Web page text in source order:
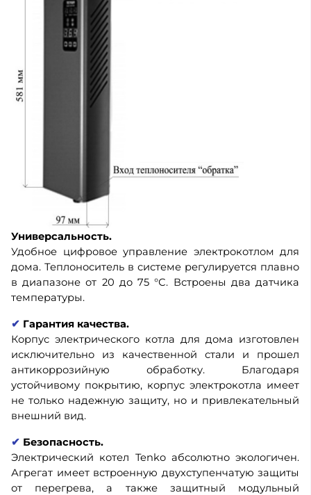
Универсальность.
Удобное цифровое управление электрокотлом для
дома. Теплоноситель в системе регулируется плавно
в диапазоне от 20 до 75 °С. Встроены два датчика
температуры.
✔ Гарантия качества.
Корпус электрического котла для дома изготовлен
исключительно из качественной стали и прошел
антикоррозийную обработку. Благодаря
устойчивому покрытию, корпус электрокотла имеет
не только надежную защиту, но и привлекательный
внешний вид.
✔ Безопасность.
Электрический котел Tenko абсолютно экологичен.
Агрегат имеет встроенную двухступенчатую защиты
от перегрева, а также защитный модульный